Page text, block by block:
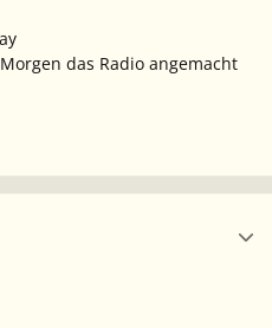
das Radio angemacht